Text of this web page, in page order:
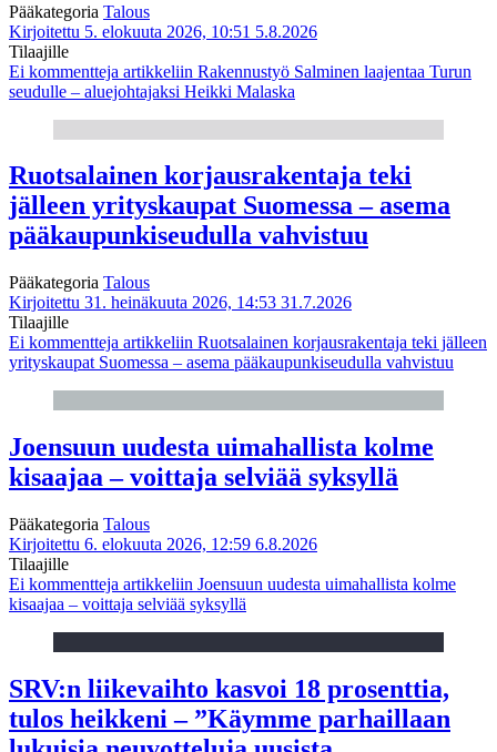
Pääkategoria Talous
Kirjoitettu 5. elokuuta 2026, 10:51 5.8.2026
Tilaajille
Ei kommentteja artikkeliin Rakennustyö Salminen laajentaa Turun
seudulle – aluejohtajaksi Heikki Malaska
Ruotsalainen korjausrakentaja teki
jälleen yrityskaupat Suomessa – asema
pääkaupunkiseudulla vahvistuu
Pääkategoria Talous
Kirjoitettu 31. heinäkuuta 2026, 14:53 31.7.2026
Tilaajille
Ei kommentteja artikkeliin Ruotsalainen korjausrakentaja teki jälleen
yrityskaupat Suomessa – asema pääkaupunkiseudulla vahvistuu
Joensuun uudesta uimahallista kolme
kisaajaa – voittaja selviää syksyllä
Pääkategoria Talous
Kirjoitettu 6. elokuuta 2026, 12:59 6.8.2026
Tilaajille
Ei kommentteja artikkeliin Joensuun uudesta uimahallista kolme
kisaajaa – voittaja selviää syksyllä
SRV:n liikevaihto kasvoi 18 prosenttia,
tulos heikkeni – ”Käymme parhaillaan